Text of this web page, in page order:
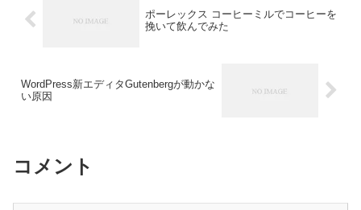
ポーレックス コーヒーミルでコーヒーを
挽いて飲んでみた
WordPress新エディタGutenbergが動かな
い原因
コメント